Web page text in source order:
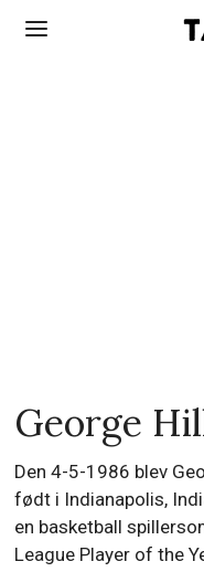
George
Den 4-5-1986 blev
født i Indianapolis,
en basketball
League Player of the